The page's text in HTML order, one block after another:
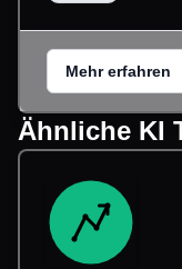
Mehr erfahren
Ähnliche KI